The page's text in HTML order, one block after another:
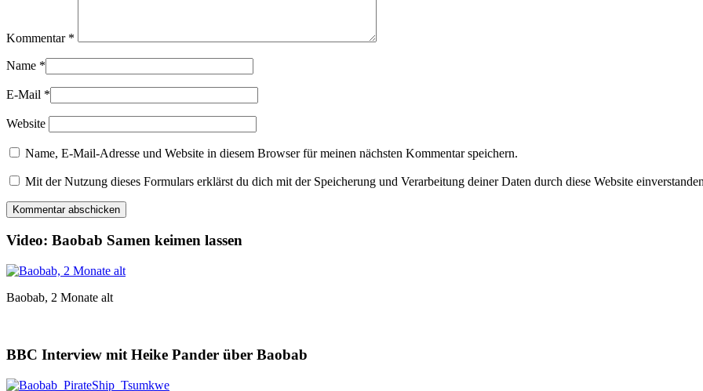
Kommentar *
Name *
E-Mail *
Website
Name, E-Mail-Adresse und Website in diesem Browser für meinen nächsten Kommentar speichern.
Mit der Nutzung dieses Formulars erklärst du dich mit der Speicherung und Verarbeitung deiner Daten durch diese Website
Video: Baobab Samen keimen lassen
Baobab, 2 Monate alt
BBC Interview mit Heike Pander über Baobab